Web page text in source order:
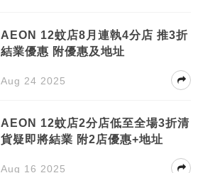
AEON 12蚊店8月連執4分店 推3折
結業優惠 附優惠及地址
Aug 24 2025
AEON 12蚊店2分店低至全場3折清
貨疑即將結業 附2店優惠+地址
Aug 16 2025